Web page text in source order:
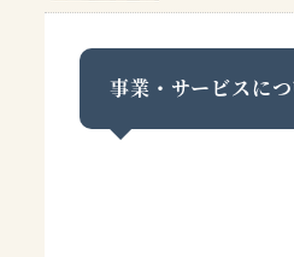
事業・サービスに